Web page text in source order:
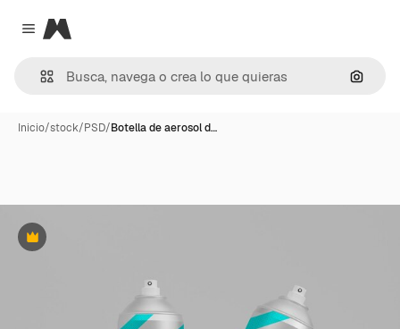
Close menu
Magnific
Inicio/stock/PSD/Botella de aerosol d…
Premium